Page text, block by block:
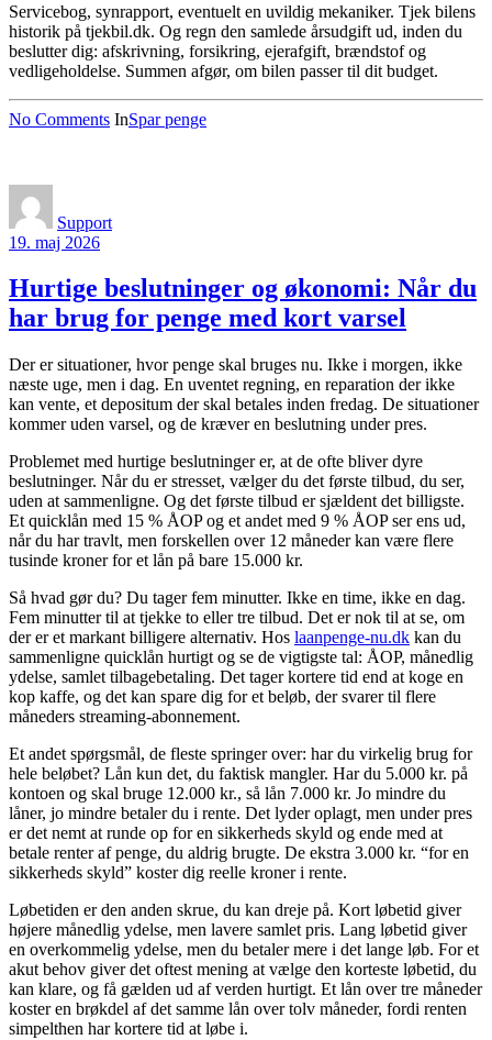
Servicebog, synrapport, eventuelt en uvildig mekaniker. Tjek bilens
historik på tjekbil.dk. Og regn den samlede årsudgift ud, inden du
beslutter dig: afskrivning, forsikring, ejerafgift, brændstof og
vedligeholdelse. Summen afgør, om bilen passer til dit budget.
No Comments InSpar penge
Support
19. maj 2026
Hurtige beslutninger og økonomi: Når du
har brug for penge med kort varsel
Der er situationer, hvor penge skal bruges nu. Ikke i morgen, ikke
næste uge, men i dag. En uventet regning, en reparation der ikke
kan vente, et depositum der skal betales inden fredag. De situationer
kommer uden varsel, og de kræver en beslutning under pres.
Problemet med hurtige beslutninger er, at de ofte bliver dyre
beslutninger. Når du er stresset, vælger du det første tilbud, du ser,
uden at sammenligne. Og det første tilbud er sjældent det billigste.
Et quicklån med 15 % ÅOP og et andet med 9 % ÅOP ser ens ud,
når du har travlt, men forskellen over 12 måneder kan være flere
tusinde kroner for et lån på bare 15.000 kr.
Så hvad gør du? Du tager fem minutter. Ikke en time, ikke en dag.
Fem minutter til at tjekke to eller tre tilbud. Det er nok til at se, om
der er et markant billigere alternativ. Hos laanpenge-nu.dk kan du
sammenligne quicklån hurtigt og se de vigtigste tal: ÅOP, månedlig
ydelse, samlet tilbagebetaling. Det tager kortere tid end at koge en
kop kaffe, og det kan spare dig for et beløb, der svarer til flere
måneders streaming-abonnement.
Et andet spørgsmål, de fleste springer over: har du virkelig brug for
hele beløbet? Lån kun det, du faktisk mangler. Har du 5.000 kr. på
kontoen og skal bruge 12.000 kr., så lån 7.000 kr. Jo mindre du
låner, jo mindre betaler du i rente. Det lyder oplagt, men under pres
er det nemt at runde op for en sikkerheds skyld og ende med at
betale renter af penge, du aldrig brugte. De ekstra 3.000 kr. “for en
sikkerheds skyld” koster dig reelle kroner i rente.
Løbetiden er den anden skrue, du kan dreje på. Kort løbetid giver
højere månedlig ydelse, men lavere samlet pris. Lang løbetid giver
en overkommelig ydelse, men du betaler mere i det lange løb. For et
akut behov giver det oftest mening at vælge den korteste løbetid, du
kan klare, og få gælden ud af verden hurtigt. Et lån over tre måneder
koster en brøkdel af det samme lån over tolv måneder, fordi renten
simpelthen har kortere tid at løbe i.